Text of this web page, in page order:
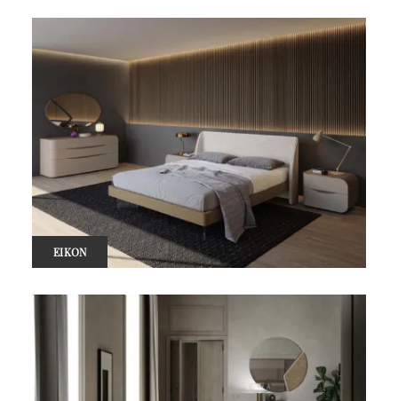
EIKON